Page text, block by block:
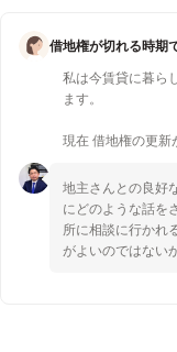
こちらとしては、
続の危機に陥る事
と違う新しい名前
今までは、土地賃
に手渡されたもの
契約書の頭書には
借地権が切れる時期
私は今賃貸に暮ら
ます。
現在 借地権の更新
したいので話に来
値はありません。
母が亡くなった時
認した時には200
んとは仲良くお
地主さんとの良好
にどのような話を
所に相談に行かれ
がよいのではない